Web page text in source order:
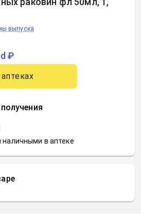
выпуска
₽
наличными в аптеке